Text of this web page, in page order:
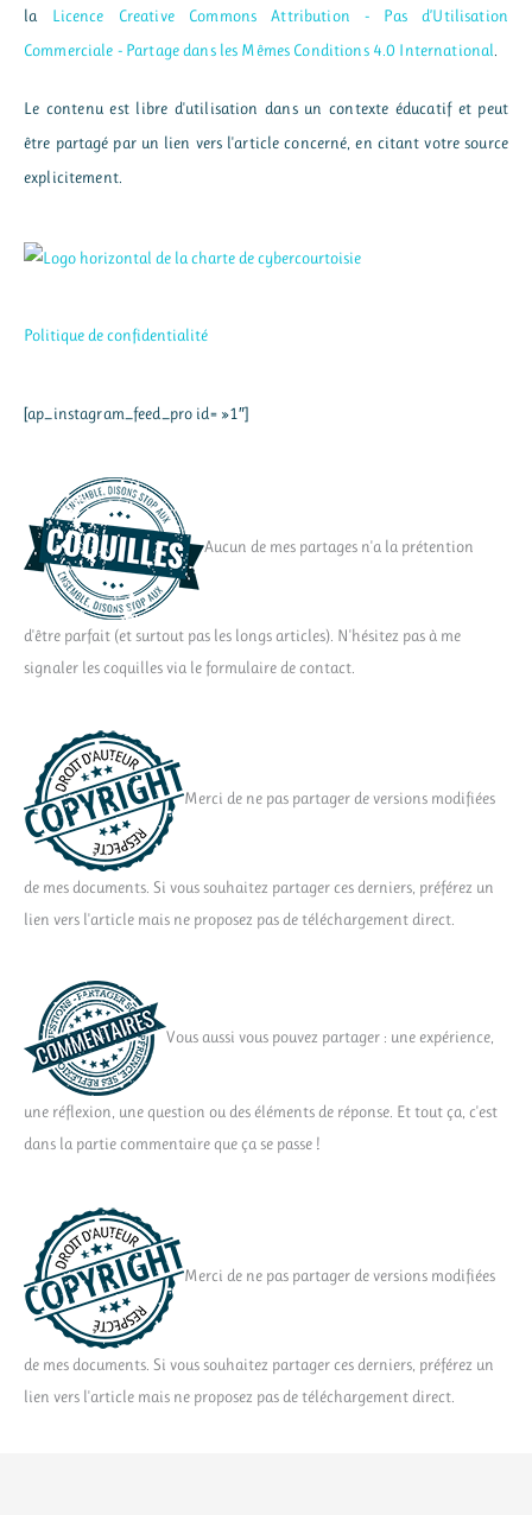
la Licence Creative Commons Attribution - Pas d’Utilisation
Commerciale - Partage dans les Mêmes Conditions 4.0 International.
Le contenu est libre d'utilisation dans un contexte éducatif et peut
être partagé par un lien vers l'article concerné, en citant votre source
explicitement.
Politique de confidentialité
[ap_instagram_feed_pro id= »1″]
Aucun de mes partages n'a la prétention
d'être parfait (et surtout pas les longs articles). N'hésitez pas à me
signaler les coquilles via le formulaire de contact.
Merci de ne pas partager de versions modifiées
de mes documents. Si vous souhaitez partager ces derniers, préférez un
lien vers l'article mais ne proposez pas de téléchargement direct.
Vous aussi vous pouvez partager : une expérience,
une réflexion, une question ou des éléments de réponse. Et tout ça, c'est
dans la partie commentaire que ça se passe !
Merci de ne pas partager de versions modifiées
de mes documents. Si vous souhaitez partager ces derniers, préférez un
lien vers l'article mais ne proposez pas de téléchargement direct.